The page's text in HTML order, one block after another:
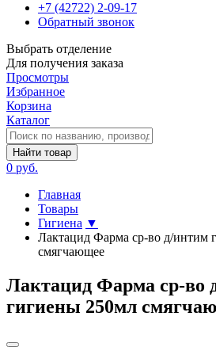
+7 (42722) 2-09-17
Обратный звонок
Выбрать отделение
Для получения заказа
Просмотры
Избранное
Корзина
Каталог
Найти товар
0 руб.
Главная
Товары
Гигиена ▼
Лактацид Фарма ср-во д/интим
смягчающее
Лактацид Фарма ср-во
гигиены 250мл